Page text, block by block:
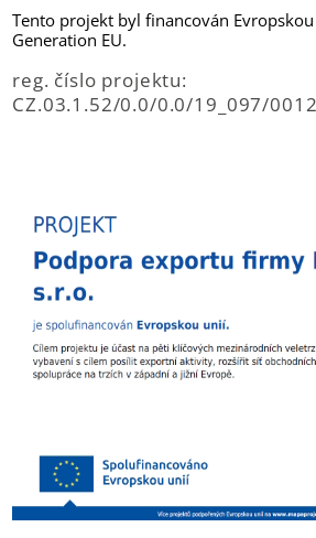
Tento projekt byl financován
Generation EU.
reg. číslo projektu:
CZ.03.1.52/0.0/0.0/19_097/